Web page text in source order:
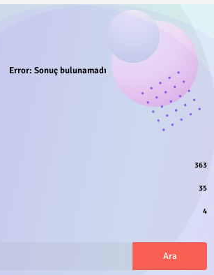
Error: Sonuç bulunamadı
363
35
4